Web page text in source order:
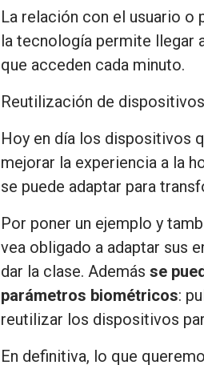
La relación con el usuario
la tecnología permite llegar
que acceden cada minuto.
Reutilización de
Hoy en día los dispositivos
mejorar la experiencia a la
se puede adaptar para
Por poner un ejemplo y
vea obligado a adaptar sus
dar la clase. Además se
parámetros biométricos:
reutilizar los dispositivos
En definitiva, lo que